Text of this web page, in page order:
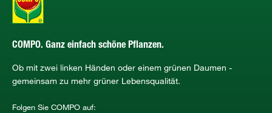
COMPO. Ganz einfach schöne Pflanzen.
Ob mit zwei linken Händen oder einem grünen Daumen -
gemeinsam zu mehr grüner Lebensqualität.
Folgen Sie COMPO auf: